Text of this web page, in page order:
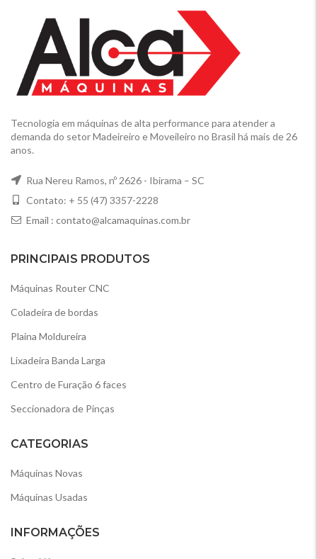
Tecnologia em máquinas de alta performance para atender a
demanda do setor Madeireiro e Moveileiro no Brasil há mais de 26
anos.
Rua Nereu Ramos, nº 2626 - Ibirama – SC
Contato: + 55 (47) 3357-2228
Email : contato@alcamaquinas.com.br
PRINCIPAIS PRODUTOS
Máquinas Router CNC
Coladeira de bordas
Plaina Moldureira
Lixadeira Banda Larga
Centro de Furação 6 faces
Seccionadora de Pinças
CATEGORIAS
Máquinas Novas
Máquinas Usadas
INFORMAÇÕES